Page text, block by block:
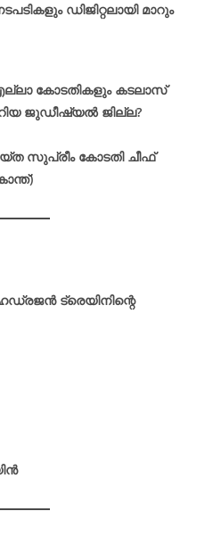
ഡിജിറ്റലായി മാറും
കോടതികളും കടലാസ്
ജുഡീഷ്യൽ ജില്ല?
സുപ്രീം കോടതി ചീഫ്
ട്രെയിനിന്റെ